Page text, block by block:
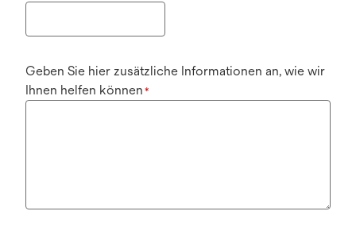
Geben Sie hier zusätzliche Informationen an, wie wir
Ihnen helfen können *